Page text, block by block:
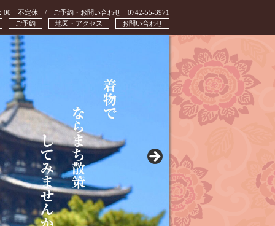
00 不定休 / ご予約・お問い合わせ 0742-55-3971
お問い合わせ
地図・アクセス
ご予約